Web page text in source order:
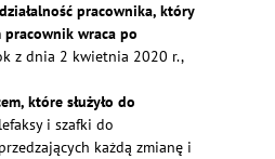
pracownika, który
wraca po
z dnia 2 kwietnia 2020 r.,
które służyło do
i szafki do
każdą zmianę i